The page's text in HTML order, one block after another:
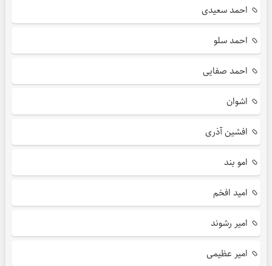
احمد سعیدی
احمد سلو
احمد صفایی
اشوان
افشین آذری
امو بند
امید افخم
امیر رشوند
امیر عظیمی